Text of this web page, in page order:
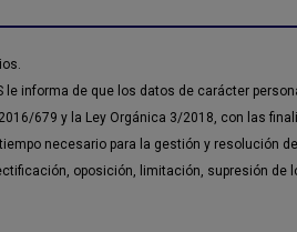
le informa de que los datos de carácter
679 y la Ley Orgánica 3/2018, con las
necesario para la gestión y resolución
oposición, limitación, supresión